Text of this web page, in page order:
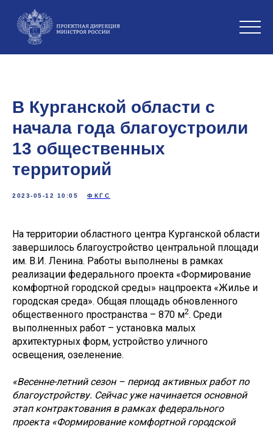
В Курганской области с
начала года благоустроили
13 общественных
территорий
2023-05-12 10:05 ФКГС
На территории областного центра Курганской области
завершилось благоустройство центральной площади
им. В.И. Ленина. Работы выполнены в рамках
реализации федерального проекта «Формирование
комфортной городской среды» нацпроекта «Жилье и
городская среда». Общая площадь обновленного
общественного пространства – 870 м2. Среди
выполненных работ – установка малых
архитектурных форм, устройство уличного
освещения, озеленение.
«Весенне-летний сезон – период активных работ по
благоустройству. Сейчас уже начинается основной
этап контрактования в рамках федерального
проекта «Формирование комфортной городской